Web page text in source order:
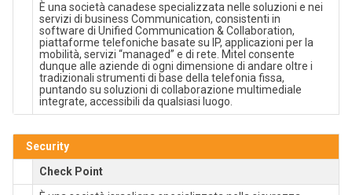
È una società canadese specializzata nelle soluzioni e nei
servizi di business Communication, consistenti in
software di Unified Communication & Collaboration,
piattaforme telefoniche basate su IP, applicazioni per la
mobilità, servizi “managed” e di rete. Mitel consente
dunque alle aziende di ogni dimensione di andare oltre i
tradizionali strumenti di base della telefonia fissa,
puntando su soluzioni di collaborazione multimediale
integrate, accessibili da qualsiasi luogo.
Security
Check Point